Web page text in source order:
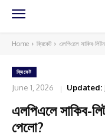
Home ক্রিকেট এলপিএলে সাকিব-
ক্রিকেট
June 1, 2026 Updated:
এলপিএলে সাকিব-
পেলো?